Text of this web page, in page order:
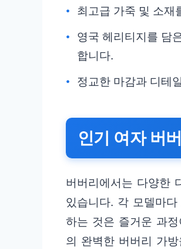
최고급 가죽 및 소재
영국 헤리티지를 담
합니다.
정교한 마감과 디테
인기 여자 버
버버리에서는 다양한
있습니다. 각 모델마
하는 것은 즐거운 과
의 완벽한 버버리 가